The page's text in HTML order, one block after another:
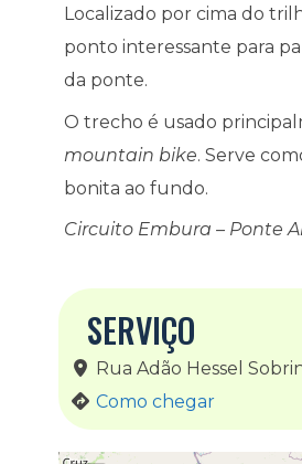
Localizado por cima do
ponto interessante para
da ponte.
O trecho é usado
mountain bike. Serve
bonita ao fundo.
Circuito Embura – Ponte
SERVIÇO
Rua Adão Hessel
Como chegar